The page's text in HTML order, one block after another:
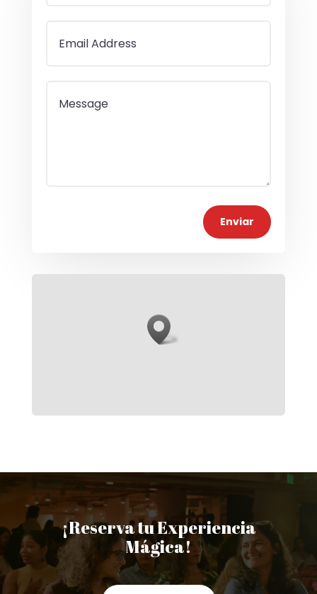
Enviar
¡Reserva tu Experiencia
Mágica!